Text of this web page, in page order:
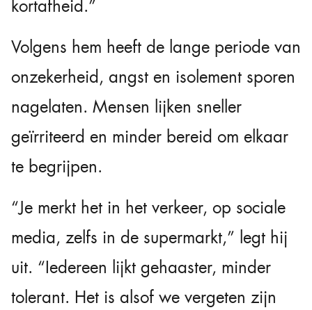
kortafheid.”
Volgens hem heeft de lange periode van
onzekerheid, angst en isolement sporen
nagelaten. Mensen lijken sneller
geïrriteerd en minder bereid om elkaar
te begrijpen.
“Je merkt het in het verkeer, op sociale
media, zelfs in de supermarkt,” legt hij
uit. “Iedereen lijkt gehaaster, minder
tolerant. Het is alsof we vergeten zijn